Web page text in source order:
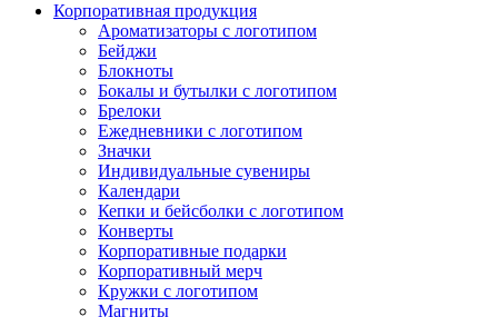
Корпоративная продукция
Ароматизаторы с логотипом
Бейджи
Блокноты
Бокалы и бутылки с логотипом
Брелоки
Ежедневники с логотипом
Значки
Индивидуальные сувениры
Календари
Кепки и бейсболки с логотипом
Конверты
Корпоративные подарки
Корпоративный мерч
Кружки с логотипом
Магниты